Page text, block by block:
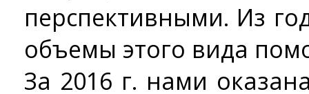
перспективными. Из
объемы этого вида
За 2016 г. нами